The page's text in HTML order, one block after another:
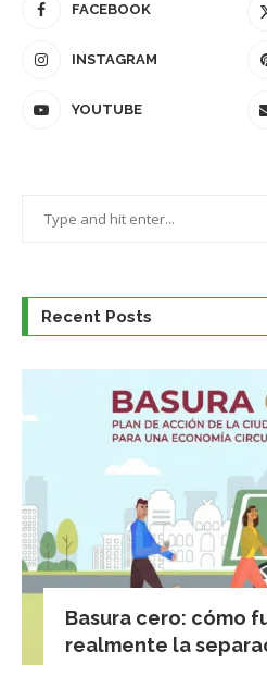
FACEBOOK
INSTAGRAM
YOUTUBE
Recent Posts
Basura cero: cómo
realmente la